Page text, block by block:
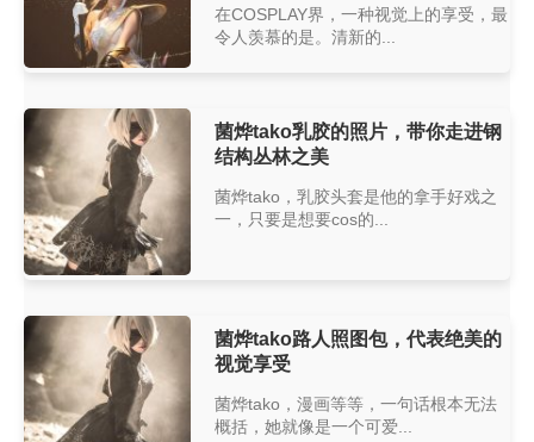
在COSPLAY界，一种视觉上的享受，最
令人羡慕的是。清新的...
菌烨tako乳胶的照片，带你走进钢
结构丛林之美
菌烨tako，乳胶头套是他的拿手好戏之
一，只要是想要cos的...
菌烨tako路人照图包，代表绝美的
视觉享受
菌烨tako，漫画等等，一句话根本无法
概括，她就像是一个可爱...